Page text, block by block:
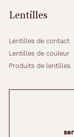
Lentilles
Lentilles de contact
Lentilles de couleur
Produits de lentilles